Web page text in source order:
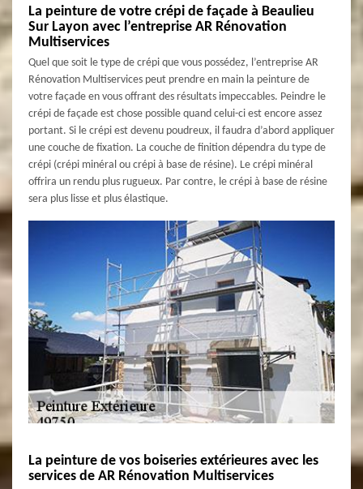
La peinture de votre crépi de façade à Beaulieu
Sur Layon avec l’entreprise AR Rénovation
Multiservices
Quel que soit le type de crépi que vous possédez, l’entreprise AR
Rénovation Multiservices peut prendre en main la peinture de
votre façade en vous offrant des résultats impeccables. Peindre le
crépi de façade est chose possible quand celui-ci est encore assez
portant. Si le crépi est devenu poudreux, il faudra d’abord appliquer
une couche de fixation. La couche de finition dépendra du type de
crépi (crépi minéral ou crépi à base de résine). Le crépi minéral
offrira un rendu plus rugueux. Par contre, le crépi à base de résine
sera plus lisse et plus élastique.
La peinture de vos boiseries extérieures avec les
services de AR Rénovation Multiservices